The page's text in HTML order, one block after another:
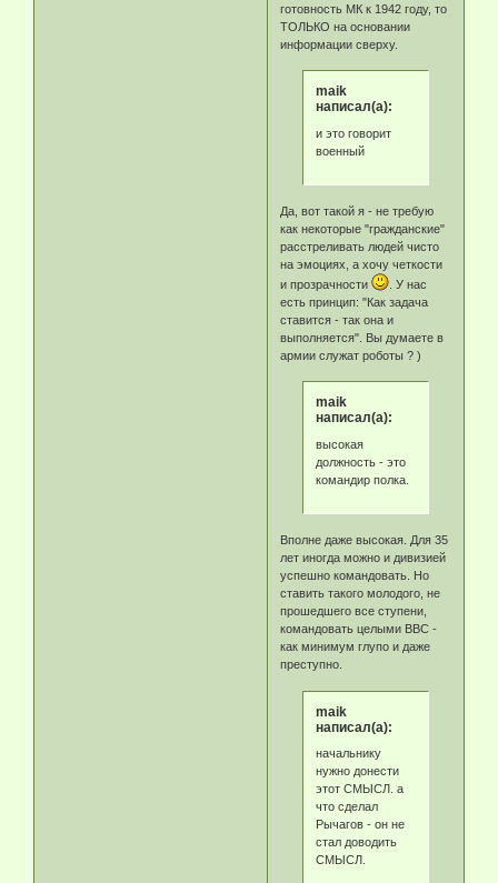
готовность МК к 1942 году, то
ТОЛЬКО на основании
информации сверху.
maik
написал(а):
и это говорит
военный
Да, вот такой я - не требую
как некоторые "гражданские"
расстреливать людей чисто
на эмоциях, а хочу четкости
и прозрачности
. У нас
есть принцип: "Как задача
ставится - так она и
выполняется". Вы думаете в
армии служат роботы ? )
maik
написал(а):
высокая
должность - это
командир полка.
Вполне даже высокая. Для 35
лет иногда можно и дивизией
успешно командовать. Но
ставить такого молодого, не
прошедшего все ступени,
командовать целыми ВВС -
как минимум глупо и даже
преступно.
maik
написал(а):
начальнику
нужно донести
этот СМЫСЛ. а
что сделал
Рычагов - он не
стал доводить
СМЫСЛ.